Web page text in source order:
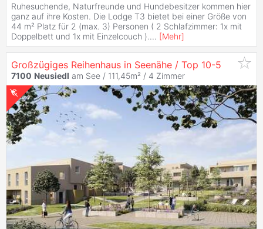
Ruhesuchende, Naturfreunde und Hundebesitzer kommen hier
ganz auf ihre Kosten. Die Lodge T3 bietet bei einer Größe von
44 m² Platz für 2 (max. 3) Personen ( 2 Schlafzimmer: 1x mit
Doppelbett und 1x mit Einzelcouch ).... [Mehr]
Großzügiges Reihenhaus in Seenähe / Top 10-5
7100 Neusiedl am See / 111,45m² / 4 Zimmer